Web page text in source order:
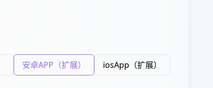
安卓APP（扩展） iosApp（扩展）